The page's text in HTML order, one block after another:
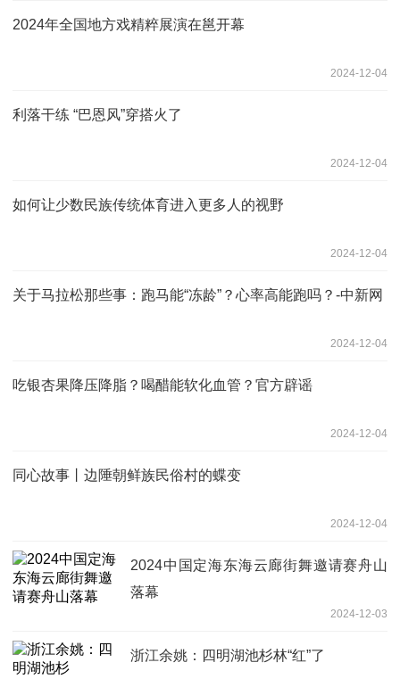
2024年全国地方戏精粹展演在邕开幕
2024-12-04
利落干练 “巴恩风”穿搭火了
2024-12-04
如何让少数民族传统体育进入更多人的视野
2024-12-04
关于马拉松那些事：跑马能“冻龄”？心率高能跑吗？-中新网
2024-12-04
吃银杏果降压降脂？喝醋能软化血管？官方辟谣
2024-12-04
同心故事丨边陲朝鲜族民俗村的蝶变
2024-12-04
2024中国定海东海云廊街舞邀请赛舟山
落幕
2024-12-03
浙江余姚：四明湖池杉林“红”了